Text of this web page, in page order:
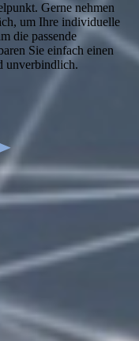
Gerne nehmen
um Ihre individuelle
die passende
Sie einfach einen
unverbindlich.